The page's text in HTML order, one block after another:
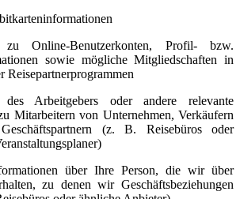
zu Online-Benutzerkonten, Profil- bzw.
sowie mögliche Mitgliedschaften in
Reisepartnerprogrammen
des Arbeitgebers oder andere relevante
Mitarbeitern von Unternehmen, Verkäufern
(z. B. Reisebüros oder
über Ihre Person, die wir über
zu denen wir Geschäftsbeziehungen